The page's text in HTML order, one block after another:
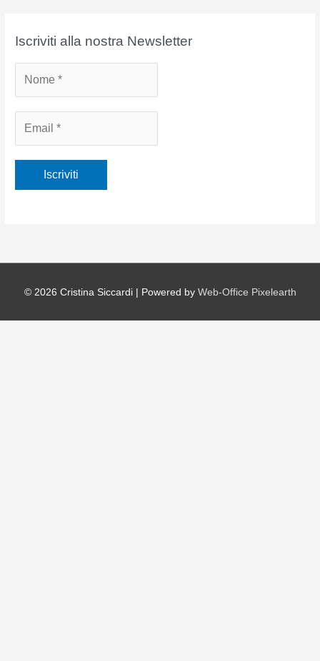
iIscriviti alla nostra Newsletter
© 2026 Cristina Siccardi| Powered by Web-Office Pixelearth